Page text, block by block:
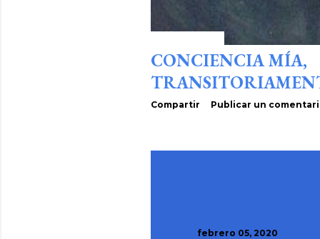
CONCIENCIA MÍA,
Compartir Publicar un
febrero 05, 2020